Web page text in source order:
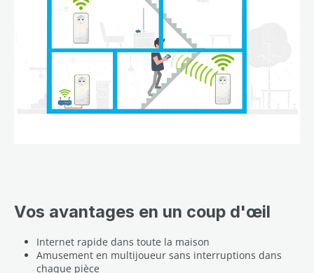
Vos avantages en un coup d'œil
Internet rapide dans toute la maison
Amusement en multijoueur sans interruptions dans
chaque pièce